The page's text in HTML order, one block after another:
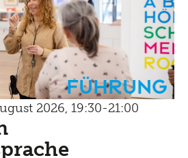
Führung
2026, 19:30-21:00